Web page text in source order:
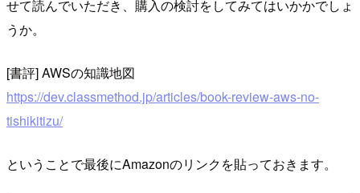
せて読んでいただき、購入の検討をしてみてはいかかでしょ
うか。
[書評] AWSの知識地図
https://dev.classmethod.jp/articles/book-review-aws-no-
tishikitizu/
ということで最後にAmazonのリンクを貼っておきます。